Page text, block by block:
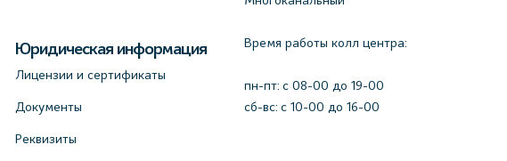
Юридическая информация
Лицензии и сертификаты
Документы
Реквизиты
Время работы колл центра:
пн-пт: c 08-00 до 19-00
сб-вс: с 10-00 до 16-00